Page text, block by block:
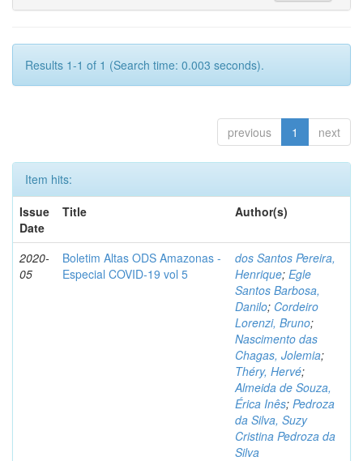
Results 1-1 of 1 (Search time: 0.003 seconds).
previous 1 next
Item hits:
Issue
Date
Title Author(s)
2020-
05
Boletim Altas ODS Amazonas -
Especial COVID-19 vol 5
dos Santos Pereira,
Henrique; Egle
Santos Barbosa,
Danilo; Cordeiro
Lorenzi, Bruno;
Nascimento das
Chagas, Jolemia;
Théry, Hervé;
Almeida de Souza,
Érica Inês; Pedroza
da Silva, Suzy
Cristina Pedroza da
Silva